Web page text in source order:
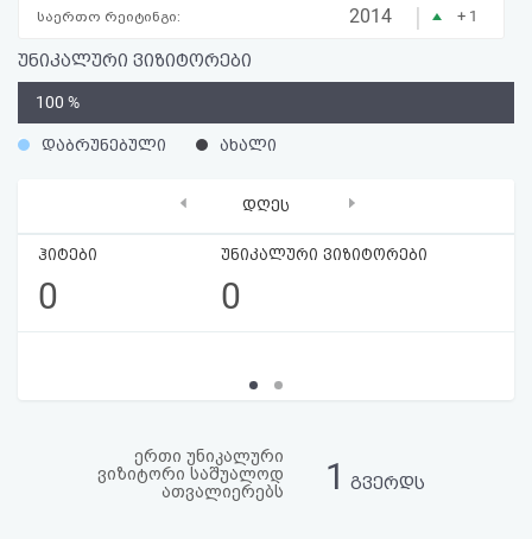
პაროლის
აღდგენა
სალიცენზიო
საერთო რეიტინგი: 2014 | + 1
უნიკალური ვიზიტორები
%
100 %
დაბრუნებული ახალი
დღეს
ჰიტები
0
უნიკალური ვიზიტორები
0
‹ ›
ერთი უნიკალური
ვიზიტორი საშუალოდ
ათვალიერებს
1 გვერდს